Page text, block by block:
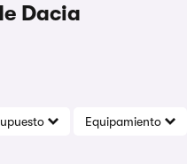
Dacia
Equipamiento